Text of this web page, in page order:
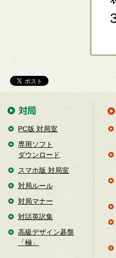
PC版 対局室
専用ソフト
ダウンロード
スマホ版 対局室
対局ルール
対局マナー
対話英訳集
高級デザイン碁盤
「極」